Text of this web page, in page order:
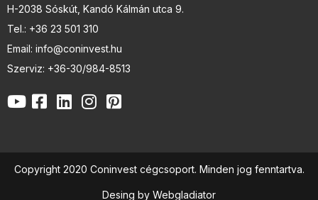
H-2038 Sóskút, Kandó Kálmán utca 9.
Tel.: +36 23 501 310
Email: info@coninvest.hu
Szerviz: +36-30/984-8513
Copyright 2020 Coninvest cégcsoport. Minden jog fenntartva.
Desing by Webgladiator